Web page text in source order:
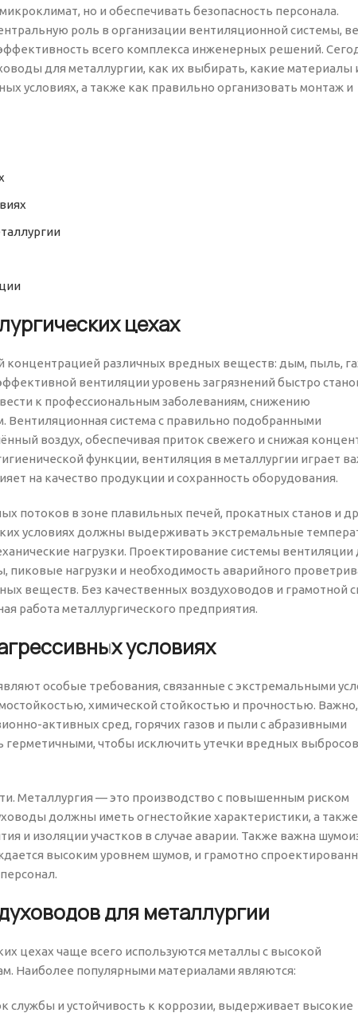
но и обеспечивать безопасность персонала.
роль в организации вентиляционной системы,
всего комплекса инженерных решений.
для металлургии, как их выбирать, какие материалы
условиях, а также как правильно организовать монтаж и
цехах
концентрацией различных вредных веществ: дым, пыль,
вентиляции уровень загрязнений быстро
к профессиональным заболеваниям, снижению
Вентиляционная система с правильно подобранными
воздух, обеспечивая приток свежего и снижая
функции, вентиляция в металлургии играет
на качество продукции и сохранность оборудования.
потоков в зоне плавильных печей, прокатных станов и
условиях должны выдерживать экстремальные
нагрузки. Проектирование системы
нагрузки и необходимость аварийного
веществ. Без качественных воздуховодов и грамотной
работа металлургического предприятия.
условиях
особые требования, связанные с экстремальными
химической стойкостью и прочностью.
активных сред, горячих газов и пыли с абразивными
чтобы исключить утечки вредных
Металлургия — это производство с повышенным риском
должны иметь огнестойкие характеристики, а также
и изоляции участков в случае аварии. Также важна
высоким уровнем шумов, и грамотно
для металлургии
цехах чаще всего используются металлы с высокой
Наиболее популярными материалами являются:
службы и устойчивость к коррозии, выдерживает высокие